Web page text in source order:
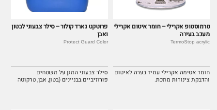
טרמוסטופ אקרילי – חומר איטום אקרילי
מעכב בעירה
TermoStop acrylic
חומר אטימה אקרילי עמיד בערה לאיטום
והדבקת צינורות מתכת.
פרוטקט גארד קולור – סילר צבעוני לבטון
ואבן
Protect Guard Color
סילר צבעוני המגן על משטחים
פורוזיביים בבניינים (בטון, אבן, טרקוטה